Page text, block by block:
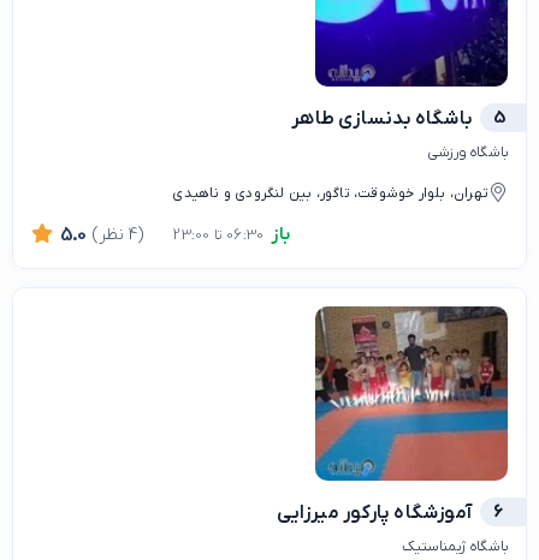
5 باشگاه بدنسازی طاهر
باشگاه ورزشی
تهران، بلوار خوشوقت، تاگور، بین لنگرودی و ناهیدی
باز 5.0 (4 نظر)
6 آموزشگاه پارکور میرزایی
باشگاه ژیمناستیک